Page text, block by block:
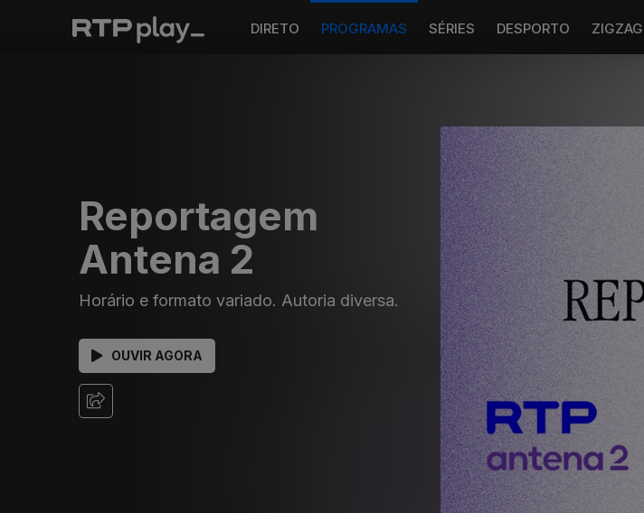
DIRETO PROGRAMAS SÉRIES DESPORTO ZIGZAG
Reportagem
Antena 2
Horário e formato variado. Autoria diversa.
OUVIR AGORA